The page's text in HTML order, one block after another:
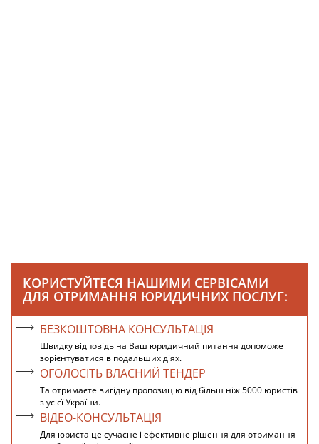
КОРИСТУЙТЕСЯ НАШИМИ СЕРВІСАМИ
ДЛЯ ОТРИМАННЯ ЮРИДИЧНИХ ПОСЛУГ:
БЕЗКОШТОВНА КОНСУЛЬТАЦІЯ
Швидку відповідь на Ваш юридичний питання допоможе
зорієнтуватися в подальших діях.
ОГОЛОСІТЬ ВЛАСНИЙ ТЕНДЕР
Та отримаєте вигідну пропозицію від більш ніж 5000 юристів
з усієї України.
ВІДЕО-КОНСУЛЬТАЦІЯ
Для юриста це сучасне і ефективне рішення для отримання